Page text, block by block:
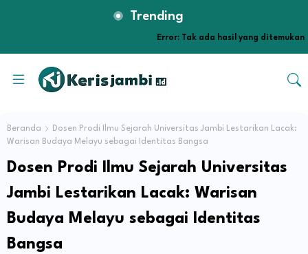
Trending
Error: Tak ada hasil yang ditemukan
Beranda
Dosen Prodi Ilmu Sejarah Universitas Jambi Lestarikan Lacak:
Warisan Budaya Melayu sebagai Identitas Bangsa
Dosen Prodi Ilmu Sejarah Universitas
Jambi Lestarikan Lacak: Warisan
Budaya Melayu sebagai Identitas
Bangsa